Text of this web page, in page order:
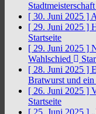
[ 30. Juni 2025 ]
[ 29. Juni 2025 ]
Startseite
[ 29. Juni 2025 ]
Wahlschied
[ 28. Juni 2025 ]
Bratwurst und
[ 26. Juni 2025 ]
Startseite
[ 25. Juni 2025 ]